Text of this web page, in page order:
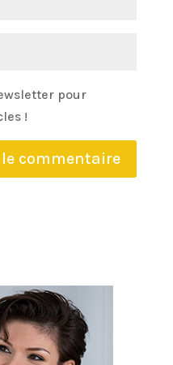
pour
!